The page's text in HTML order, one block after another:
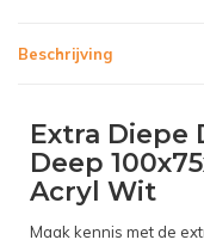
Beschrijving
Extra Diepe
Deep
Acryl Wit
Maak kennis met de